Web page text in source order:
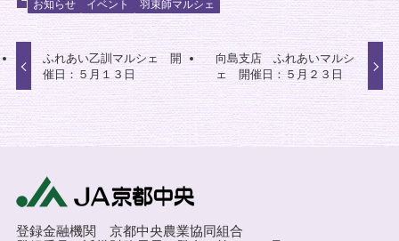
お知らせ イベント 羽束師マルシェ
ふれあい乙訓マルシェ 開
催日：５月１３日
向島支店 ふれあいマルシ
ェ 開催日：５月２３日
登録金融機関 京都中央農業協同組合